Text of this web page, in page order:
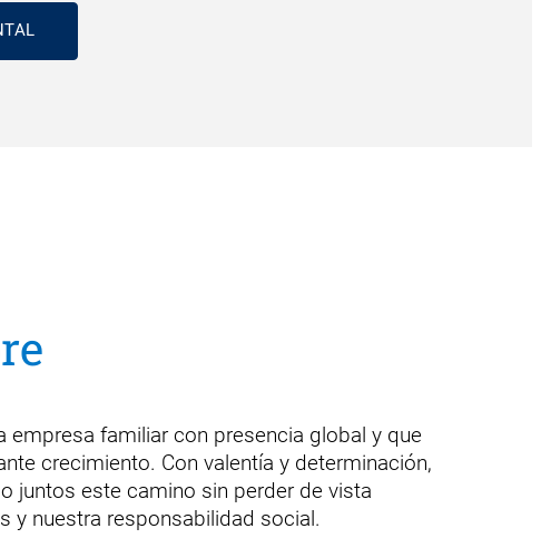
empresa familiar con presencia global y que
crecimiento. Con valentía y determinación,
juntos este camino sin perder de vista
y nuestra responsabilidad social.